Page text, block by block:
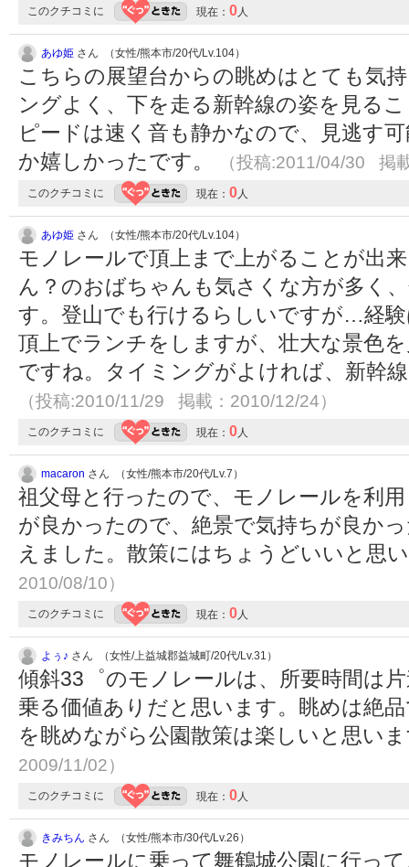
このクチコミに 現在： 0 人
あゆ姫 さん （女性/熊本市/20代/Lv.104）
こちらの展望台からの眺めはとても気
ングよく、下を走る新幹線の姿を見る
ピードは速く音も静かなので、見逃す
か嬉しかったです。
（投稿:2011/04/30 掲
このクチコミに 現在： 0 人
あゆ姫 さん （女性/熊本市/20代/Lv.104）
モノレールで頂上まで上がることが出
ん？のおばちゃんも気さくな方が多く
す。登山でも行けるらしいですが…経
頂上でランチをしますが、壮大な景色
ですね。タイミングがよければ、新幹
（投稿:2010/11/29 掲載：2010/12/24）
このクチコミに 現在： 0 人
macaron さん （女性/熊本市/20代/Lv.7）
祖父母と行ったので、モノレールを利
が良かったので、絶景で気持ちが良か
えました。散策にはちょうどいいと思
2010/08/10）
このクチコミに 現在： 0 人
よぅ♪ さん （女性/上益城郡益城町/20代/Lv.31）
傾斜33゜のモノレールは、所要時間は
乗る価値ありだと思います。眺めは絶
を眺めながら公園散策は楽しいと思い
2009/11/02）
このクチコミに 現在： 0 人
きみちん さん （女性/熊本市/30代/Lv.26）
モノレールに乗って舞鶴城公園に行っ